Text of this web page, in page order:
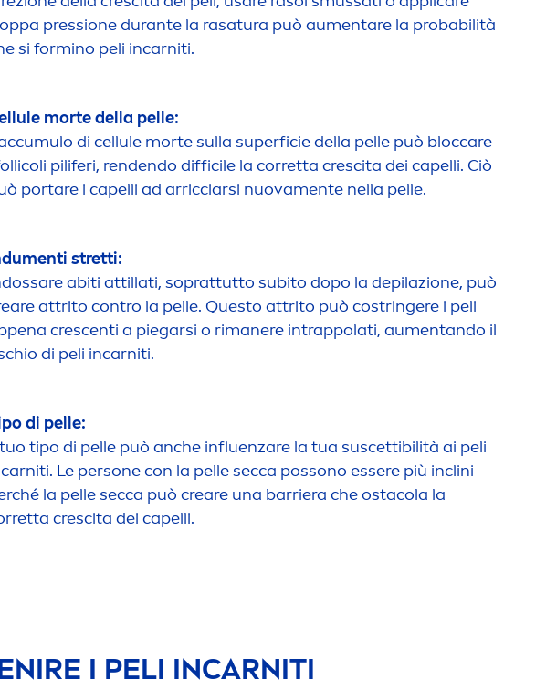
pressione durante la rasatura può aumentare la probabilità
si formino peli incarniti.
morte della pelle:
di cellule morte sulla superficie della pelle può bloccare
piliferi, rendendo difficile la corretta crescita dei capelli. Ciò
portare i capelli ad arricciarsi nuovamente nella pelle.
menti stretti:
abiti attillati, soprattutto subito dopo la depilazione, può
attrito contro la pelle. Questo attrito può costringere i peli
crescenti a piegarsi o rimanere intrappolati, aumentando il
di peli incarniti.
di pelle:
tipo di pelle può anche influenzare la tua suscettibilità ai peli
Le persone con la pelle secca possono essere più inclini
la pelle secca può creare una barriera che ostacola la
crescita dei capelli.
I PELI INCARNITI